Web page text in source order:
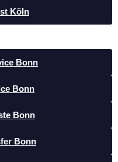
Köln
Bonn
Bonn
Bonn
Bonn